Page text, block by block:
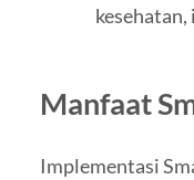
Manfaat
Implementasi